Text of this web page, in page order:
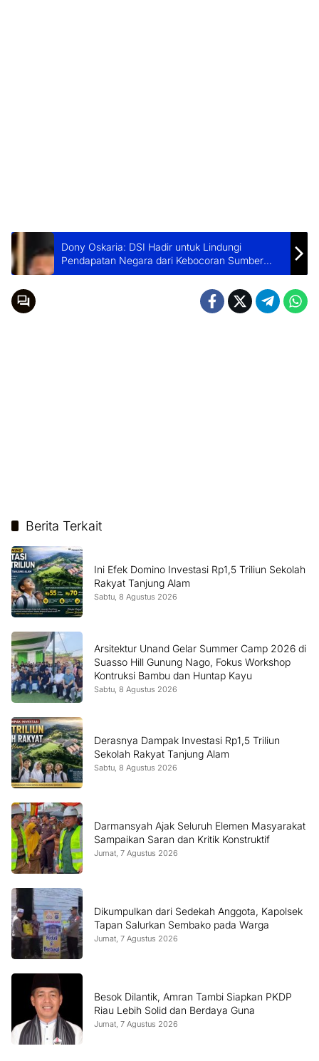
Dony Oskaria: DSI Hadir untuk Lindungi
Pendapatan Negara dari Kebocoran Sumber
Daya Alam
Berita Terkait
Ini Efek Domino Investasi Rp1,5 Triliun Sekolah
Rakyat Tanjung Alam
Sabtu, 8 Agustus 2026
Arsitektur Unand Gelar Summer Camp 2026 di
Suasso Hill Gunung Nago, Fokus Workshop
Kontruksi Bambu dan Huntap Kayu
Sabtu, 8 Agustus 2026
Derasnya Dampak Investasi Rp1,5 Triliun
Sekolah Rakyat Tanjung Alam
Sabtu, 8 Agustus 2026
Darmansyah Ajak Seluruh Elemen Masyarakat
Sampaikan Saran dan Kritik Konstruktif
Jumat, 7 Agustus 2026
Dikumpulkan dari Sedekah Anggota, Kapolsek
Tapan Salurkan Sembako pada Warga
Jumat, 7 Agustus 2026
Besok Dilantik, Amran Tambi Siapkan PKDP
Riau Lebih Solid dan Berdaya Guna
Jumat, 7 Agustus 2026